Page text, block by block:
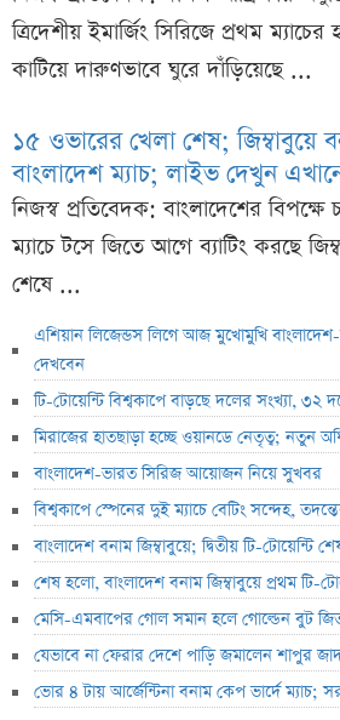
ত্রিদেশীয় ইমার্জিং সিরিজে প্রথম ম্যাচের
কাটিয়ে দারুণভাবে ঘুরে দাঁড়িয়েছে ...
১৫ ওভারের খেলা শেষ; জিম্বাবুয়ে
বাংলাদেশ ম্যাচ; লাইভ দেখুন
নিজস্ব প্রতিবেদক: বাংলাদেশের বিপক্ষে
ম্যাচে টসে জিতে আগে ব্যাটিং করছে
শেষে ...
এশিয়ান লিজেন্ডস লিগে আজ মুখোমুখি
দেখবেন
টি-টোয়েন্টি বিশ্বকাপে বাড়ছে দলের সংখ্যা, ৩২
মিরাজের হাতছাড়া হচ্ছে ওয়ানডে নেতৃত্ব; নতুন
বাংলাদেশ-ভারত সিরিজ আয়োজন নিয়ে সুখবর
বিশ্বকাপে স্পেনের দুই ম্যাচে বেটিং সন্দেহ,
বাংলাদেশ বনাম জিম্বাবুয়ে; দ্বিতীয় টি-
শেষ হলো, বাংলাদেশ বনাম জিম্বাবুয়ে প্রথম টি-
মেসি-এমবাপের গোল সমান হলে গোল্ডেন বুট
যেভাবে না ফেরার দেশে পাড়ি জমালেন শাপুর
ভোর ৪ টায় আর্জেন্টিনা বনাম কেপ ভার্দে ম্যাচ;